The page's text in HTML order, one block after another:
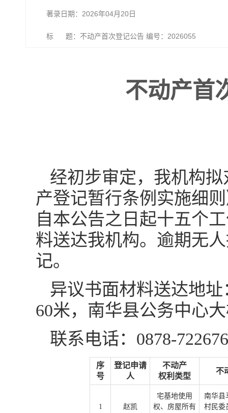
著录日期：2026年04月20日
标 题：不动产首次登记公告 编号：2026055
不动产首
经初步审定，我机构
产登记暂行条例实施细
自本公告之日起十五个
料送达我机构。逾期无
记。
异议书面材料送达地
60米，南华县公务中心
联系电话：0878-
序
号
登记申请
人
不动产
权利类型
不
1 赵凯
宅基地使用
权、房屋所有
南华县
村民委